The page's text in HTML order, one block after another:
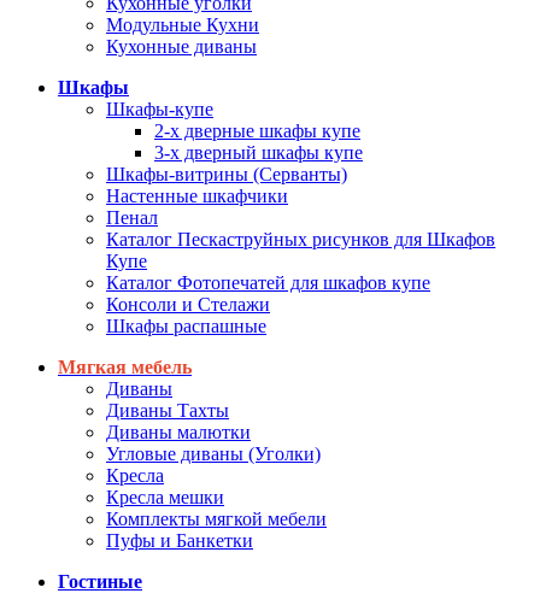
Модульные Кухни
Кухонные диваны
Шкафы
Шкафы-купе
2-х дверные шкафы купе
3-х дверный шкафы купе
Шкафы-витрины (Серванты)
Настенные шкафчики
Пенал
Каталог Пескаструйных рисунков для Шкафов
Купе
Каталог Фотопечатей для шкафов купе
Консоли и Стелажи
Шкафы распашные
Мягкая мебель
Диваны
Диваны Тахты
Диваны малютки
Угловые диваны (Уголки)
Кресла
Кресла мешки
Комплекты мягкой мебели
Пуфы и Банкетки
Гостиные